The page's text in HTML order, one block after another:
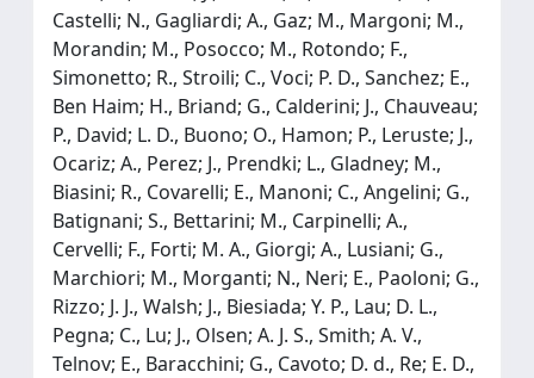
Castelli; N., Gagliardi; A., Gaz; M., Margoni; M.,
Morandin; M., Posocco; M., Rotondo; F.,
Simonetto; R., Stroili; C., Voci; P. D., Sanchez; E.,
Ben Haim; H., Briand; G., Calderini; J., Chauveau;
P., David; L. D., Buono; O., Hamon; P., Leruste; J.,
Ocariz; A., Perez; J., Prendki; L., Gladney; M.,
Biasini; R., Covarelli; E., Manoni; C., Angelini; G.,
Batignani; S., Bettarini; M., Carpinelli; A.,
Cervelli; F., Forti; M. A., Giorgi; A., Lusiani; G.,
Marchiori; M., Morganti; N., Neri; E., Paoloni; G.,
Rizzo; J. J., Walsh; J., Biesiada; Y. P., Lau; D. L.,
Pegna; C., Lu; J., Olsen; A. J. S., Smith; A. V.,
Telnov; E., Baracchini; G., Cavoto; D. d., Re; E. D.,